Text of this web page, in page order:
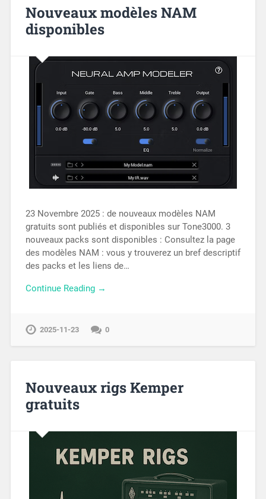
Nouveaux modèles NAM
disponibles
23 Novembre 2025 : de nouveaux modèles NAM
gratuits sont publiés et disponibles sur Tone3000. 3
nouveaux packs sont disponibles : Consultez la page
des modèles NAM : vous y trouverez un bref descriptif
des packs et les liens de…
Continue Reading →
2025-11-23 0
Nouveaux rigs Kemper
gratuits